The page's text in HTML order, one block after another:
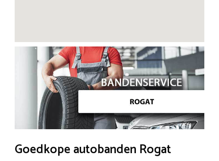
Goedkope autobanden Rogat